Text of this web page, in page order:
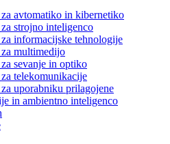
avtomatiko in kibernetiko
strojno inteligenco
informacijske tehnologije
multimedijo
sevanje in optiko
telekomunikacije
uporabniku prilagojene
in ambientno inteligenco